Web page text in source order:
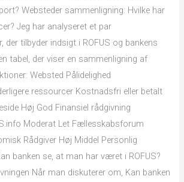
Websteder sammenligning: Hvilke har
Jeg har analyseret et par
der tilbyder indsigt i ROFUS og bankens
tabel, der viser en sammenligning af
Websted Pålidelighed
ressourcer Kostnadsfri eller betalt
Høj God Finansiel rådgivning
Moderat Let Fællesskabsforum
Rådgiver Høj Middel Personlig
banken se, at man har været i ROFUS?
Når man diskuterer om, Kan banken